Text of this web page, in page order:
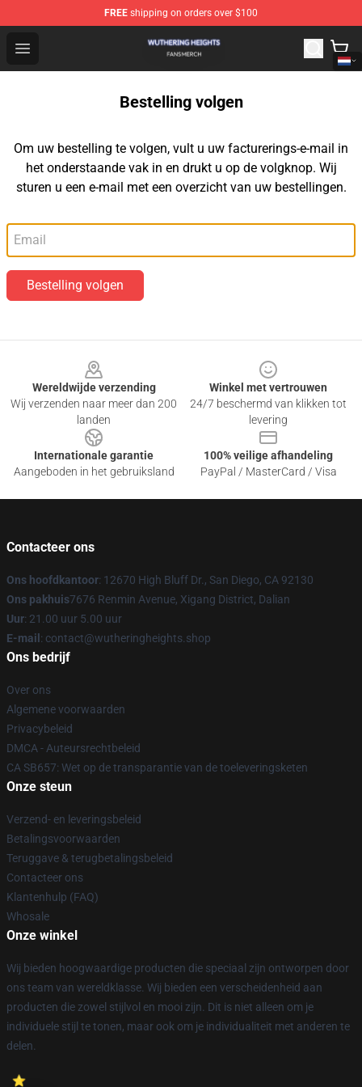
FREE shipping on orders over $100
Open menu
Wuthering Heights Shop - Official Wuthering Heights
Bestelling volgen
Om uw bestelling te volgen, vult u uw facturerings-e-mail in
het onderstaande vak in en drukt u op de volgknop. Wij
sturen u een e-mail met een overzicht van uw bestellingen.
Bestelling volgen
Wereldwijde verzending
Wij verzenden naar meer dan 200
landen
Winkel met vertrouwen
24/7 beschermd van klikken tot
levering
Internationale garantie
Aangeboden in het gebruiksland
100% veilige afhandeling
PayPal / MasterCard / Visa
Contacteer ons
Ons hoofdkantoor: 12670 High Bluff Dr., San Diego, CA 92130
Ons pakhuis7676 Renmin Avenue, Xigang District, Dalian
Uur: 21.00 uur 5.00 uur
E-mail : contact@wutheringheights.shop
Ons bedrijf
Over ons
Algemene voorwaarden
Privacybeleid
DMCA - Auteursrechtbeleid
CA SB657: Wet op de transparantie van de toeleveringsketen
Onze steun
Verzend- en leveringsbeleid
Betalingsvoorwaarden
Teruggave & terugbetalingsbeleid
Contacteer ons
Klantenhulp (FAQ)
Whosale
Onze winkel
Wij bieden hoogwaardige producten die speciaal zijn ontworpen door
ons team van wereldklasse. Wij bieden een verscheidenheid aan
producten die zowel stijlvol en mooi zijn. Dit is niet alleen om je
individuele stijl te tonen, maar ook om je individualiteit met anderen te
delen.